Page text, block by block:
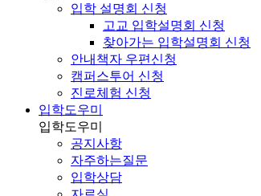
입학 설명회 신청
고교 입학설명회 신청
찾아가는 입학설명회 신청
안내책자 우편신청
캠퍼스투어 신청
진로체험 신청
입학도우미
입학도우미
공지사항
자주하는질문
입학상담